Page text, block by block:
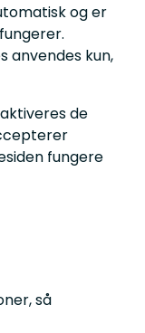
og er
anvendes kun,
de
fungere
så